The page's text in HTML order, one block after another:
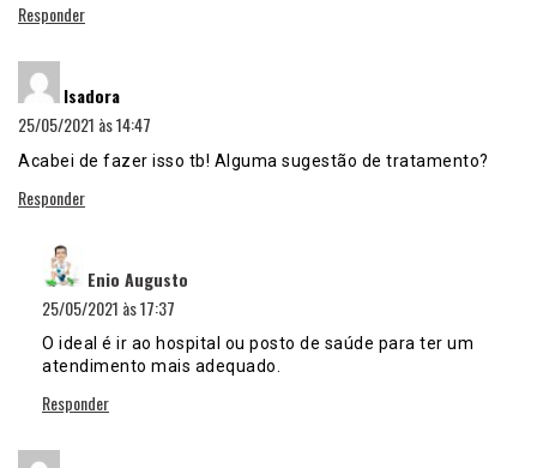
Responder
Isadora
25/05/2021 às 14:47
Acabei de fazer isso tb! Alguma sugestão de tratamento?
Responder
Enio Augusto
25/05/2021 às 17:37
O ideal é ir ao hospital ou posto de saúde para ter um
atendimento mais adequado.
Responder